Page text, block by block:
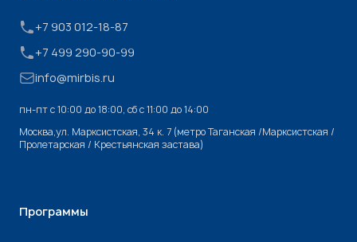
+7 903 012-18-87
+7 499 290-90-99
info@mirbis.ru
пн-пт с 10:00 до 18:00, cб с 11:00 до 14:00
Москва,ул. Марксистская, 34 к. 7 (метро Таганская /Марксистская /
Пролетарская / Крестьянская застава)
Программы